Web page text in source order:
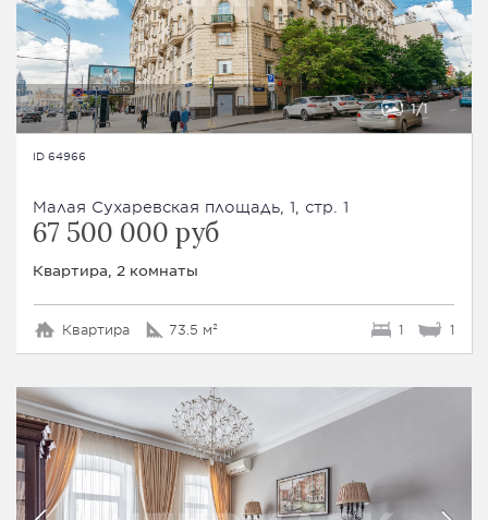
1 1
ID 64966
Малая Сухаревская площадь, 1, стр. 1
67 500 000 руб
Квартира, 2 комнаты
Квартира 73.5 м² 1 1